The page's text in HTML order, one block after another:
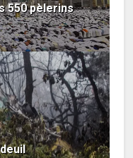
550 pèlerins